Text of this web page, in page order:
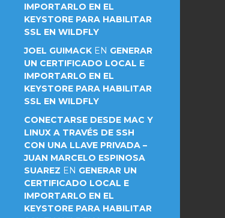
IMPORTARLO EN EL
KEYSTORE PARA HABILITAR
SSL EN WILDFLY
JOEL GUIMACK EN GENERAR
UN CERTIFICADO LOCAL E
IMPORTARLO EN EL
KEYSTORE PARA HABILITAR
SSL EN WILDFLY
CONECTARSE DESDE MAC Y
LINUX A TRAVÉS DE SSH
CON UNA LLAVE PRIVADA –
JUAN MARCELO ESPINOSA
SUAREZ EN GENERAR UN
CERTIFICADO LOCAL E
IMPORTARLO EN EL
KEYSTORE PARA HABILITAR